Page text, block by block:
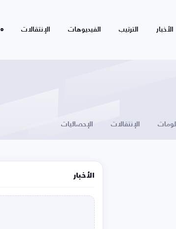
الأخبار الترتيب الفيديوهات الإنتقالات
الإنتقالات الإحصائيات
الأخبار